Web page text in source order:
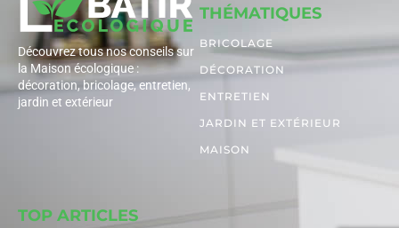
Découvrez tous nos conseils sur
la Maison écologique :
décoration, bricolage, entretien,
jardin et extérieur
THÉMATIQUES
BRICOLAGE
DÉCORATION
ENTRETIEN
JARDIN ET EXTÉRIEUR
MAISON
TOP ARTICLES